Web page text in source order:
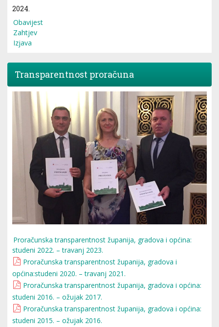
2024.
Obavijest
Zahtjev
Izjava
Transparentnost proračuna
Proračunska transparentnost županija, gradova i općina:
studeni 2022. – travanj 2023.
Proračunska transparentnost županija, gradova i
općina:studeni 2020. – travanj 2021.
Proračunska transparentnost županija, gradova i općina:
studeni 2016. – ožujak 2017.
Proračunska transparentnost županija, gradova i općina:
studeni 2015. – ožujak 2016.